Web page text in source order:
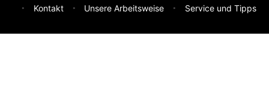
Kontakt
Unsere Arbeitsweise Service und Tipps